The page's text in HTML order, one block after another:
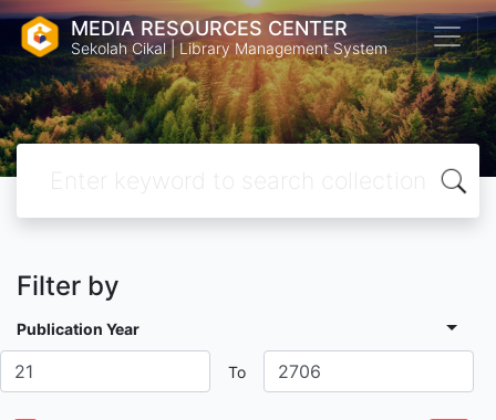
MEDIA RESOURCES CENTER
Sekolah Cikal | Library Management System
Filter by
Publication Year
To